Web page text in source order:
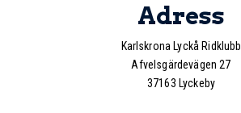
Adress
Karlskrona Lyckå Ridklubb
Afvelsgärdevägen 27
37163 Lyckeby